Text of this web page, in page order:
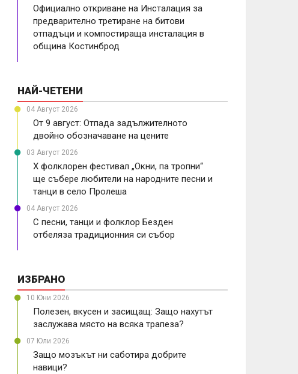
Официално откриване на Инсталация за
предварително третиране на битови
отпадъци и компостираща инсталация в
община Костинброд
НАЙ-ЧЕТЕНИ
04 Август 2026
От 9 август: Отпада задължителното
двойно обозначаване на цените
03 Август 2026
X фолклорен фестивал „Окни, па тропни“
ще събере любители на народните песни и
танци в село Пролеша
04 Август 2026
С песни, танци и фолклор Безден
отбеляза традиционния си събор
ИЗБРАНО
10 Юни 2026
Полезен, вкусен и засищащ: Защо нахутът
заслужава място на всяка трапеза?
07 Юли 2026
Защо мозъкът ни саботира добрите
навици?